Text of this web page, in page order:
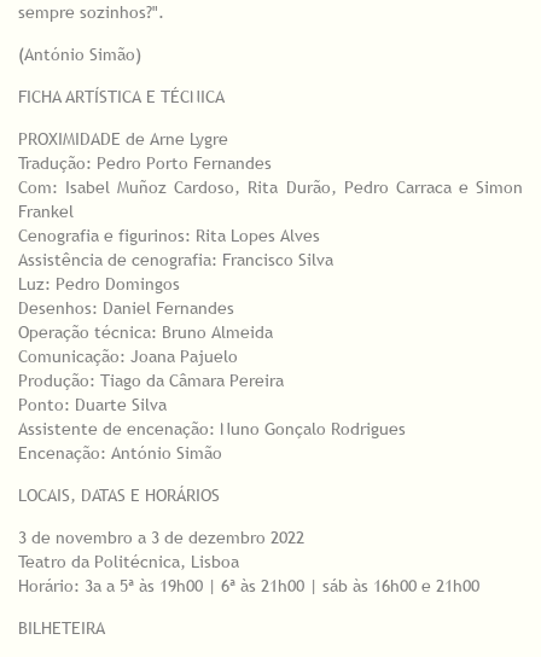
sempre sozinhos?".
(António Simão)
FICHA ARTÍSTICA E TÉCNICA
PROXIMIDADE de Arne Lygre
Tradução: Pedro Porto Fernandes
Com: Isabel Muñoz Cardoso, Rita Durão, Pedro Carraca e Simon
Frankel
Cenografia e figurinos: Rita Lopes Alves
Assistência de cenografia: Francisco Silva
Luz: Pedro Domingos
Desenhos: Daniel Fernandes
Operação técnica: Bruno Almeida
Comunicação: Joana Pajuelo
Produção: Tiago da Câmara Pereira
Ponto: Duarte Silva
Assistente de encenação: Nuno Gonçalo Rodrigues
Encenação: António Simão
LOCAIS, DATAS E HORÁRIOS
3 de novembro a 3 de dezembro 2022
Teatro da Politécnica, Lisboa
Horário: 3a a 5ª às 19h00 | 6ª às 21h00 | sáb às 16h00 e 21h00
BILHETEIRA